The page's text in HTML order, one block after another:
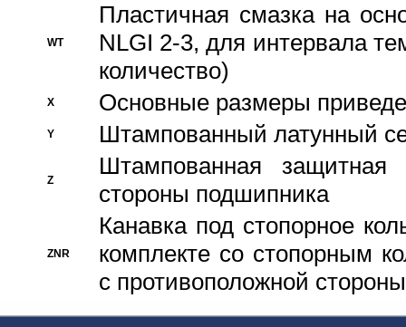
WT
Пластичная смазка на
NLGI 2-3, для интервала
количество)
X Основные размеры
Y Штампованный латунный
Z
Штампованная
стороны подшипника
ZNR
Канавка под стопорное
комплекте со стопорным
с противоположной стороны